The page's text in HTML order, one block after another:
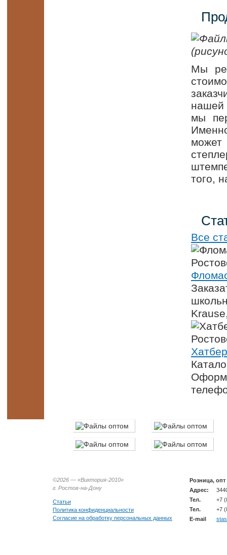
Мы
нашей
мы
может
того,
Все
©2026 — «Виктория-2010»
г. Ростов-на-Дону
Статьи
Политика конфиденциальности
Согласие на обработку персональных данных
Розница,
Адрес:
Тел.
+7
Тел.
+7
E-mail